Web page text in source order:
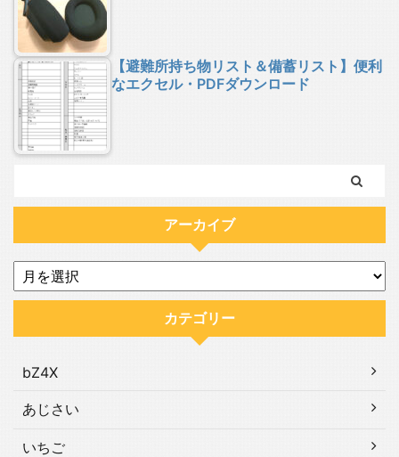
【避難所持ち物リスト＆備蓄リスト】便利
なエクセル・PDFダウンロード
アーカイブ
カテゴリー
bZ4X
あじさい
いちご